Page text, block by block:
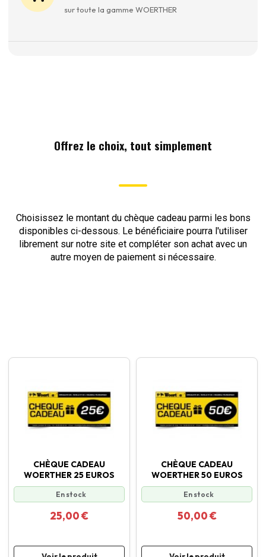
sur toute la gamme WOERTHER
Offrez le choix, tout simplement
Choisissez le montant du chèque cadeau parmi les bons
disponibles ci-dessous. Le bénéficiaire pourra l'utiliser
librement sur notre site et compléter son achat avec un
autre moyen de paiement si nécessaire.
CHÈQUE CADEAU
WOERTHER 25 EUROS
En stock
25,00 €
CHÈQUE CADEAU
WOERTHER 50 EUROS
En stock
50,00 €